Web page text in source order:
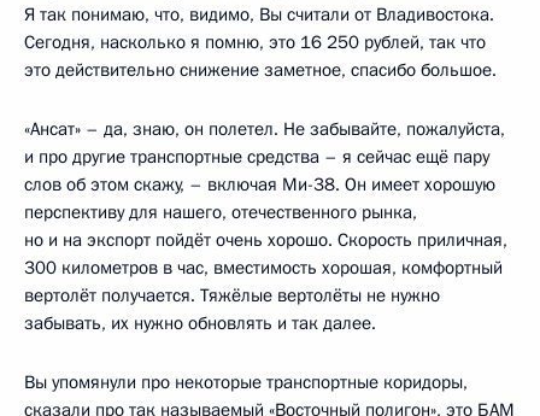
Я так понимаю, что, видимо, Вы считали от Владивостока.
Сегодня, насколько я помню, это 16 250 рублей, так что
это действительно снижение заметное, спасибо большое.
«Ансат» – да, знаю, он полетел. Не забывайте, пожалуйста,
и про другие транспортные средства – я сейчас ещё пару
слов об этом скажу, – включая Ми-38. Он имеет хорошую
перспективу для нашего, отечественного рынка,
но и на экспорт пойдёт очень хорошо. Скорость приличная,
300 километров в час, вместимость хорошая, комфортный
вертолёт получается. Тяжёлые вертолёты не нужно
забывать, их нужно обновлять и так далее.
Вы упомянули про некоторые транспортные коридоры,
сказали про так называемый «Восточный полигон», это БАМ